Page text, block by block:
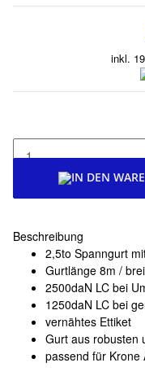
inkl.
Beschreibung
2,5to Spanngurt
Gurtlänge 8m /
2500daN LC bei
1250daN LC bei
vernähtes Ettiket
Gurt aus robusten
passend für Krone